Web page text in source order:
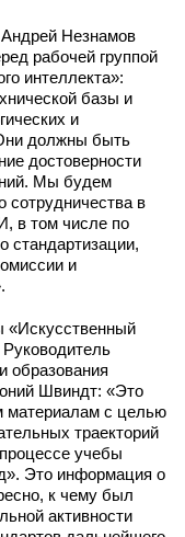
Незнамов
рабочей группой
интеллекта»:
базы и
и
должны быть
достоверности
Мы будем
сотрудничества в
в том числе по
стандартизации,
и
«Искусственный
образования
Швиндт: «Это
материалам с целью
траекторий
учебы
Это информация о
к чему был
активности